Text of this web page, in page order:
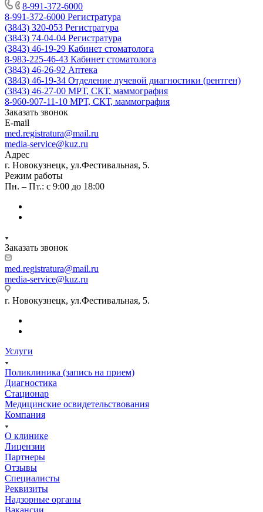
8-991-372-6000
8-991-372-6000 Регистратура
(3843) 320-053 Регистратура
(3843) 74-04-04 Регистратура
(3843) 46-19-29 Кабинет стоматолога
8-983-225-46-43 Кабинет стоматолога
(3843) 46-26-92 Аптека
(3843) 46-19-34 Отделение лучевой диагностики (рентген)
(3843) 46-27-00 МРТ, СКТ, маммография
8-960-907-11-10 МРТ, СКТ, маммография
Заказать звонок
E-mail
med.registratura@mail.ru
media-service@kuz.ru
Адрес
г. Новокузнецк, ул.Фестивальная, 5.
Режим работы
Пн. – Пт.: с 9:00 до 18:00
Заказать звонок
med.registratura@mail.ru
media-service@kuz.ru
г. Новокузнецк, ул.Фестивальная, 5.
Услуги
Поликлиника (запись на прием)
Диагностика
Стационар
Медицинские освидетельствования
Компания
О клинике
Лицензии
Партнеры
Отзывы
Специалисты
Реквизиты
Надзорные органы
Вакансии